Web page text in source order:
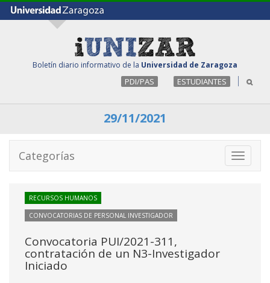
Boletín diario informativo de la Universidad de Zaragoza
PDI/PAS ESTUDIANTES
29/11/2021
Toggle
Categorías
RECURSOS HUMANOS
CONVOCATORIAS DE PERSONAL INVESTIGADOR
Convocatoria PUI/2021-311,
contratación de un N3-Investigador
Iniciado